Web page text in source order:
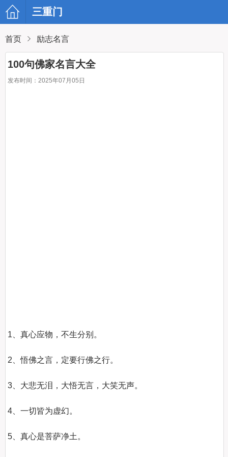
三重门
首页 励志名言
100句佛家名言大全
发布时间：2025年07月05日
1、真心应物，不生分别。
2、悟佛之言，定要行佛之行。
3、大悲无泪，大悟无言，大笑无声。
4、一切皆为虚幻。
5、真心是菩萨净土。